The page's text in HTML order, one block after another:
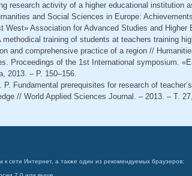
research activity of a higher educational institution
and Social Sciences in Europe:
West» Association for Advanced Studies and Higher
methodical training of students at teachers training
and comprehensive practice of a region //
Proceedings of the 1st International symposium.
2013. – P. 150–156.
Fundamental prerequisites for research of
// World Applied Sciences Journal. – 2013. – T.
сети Интернет, а также один из рекомендуемых браузеров: